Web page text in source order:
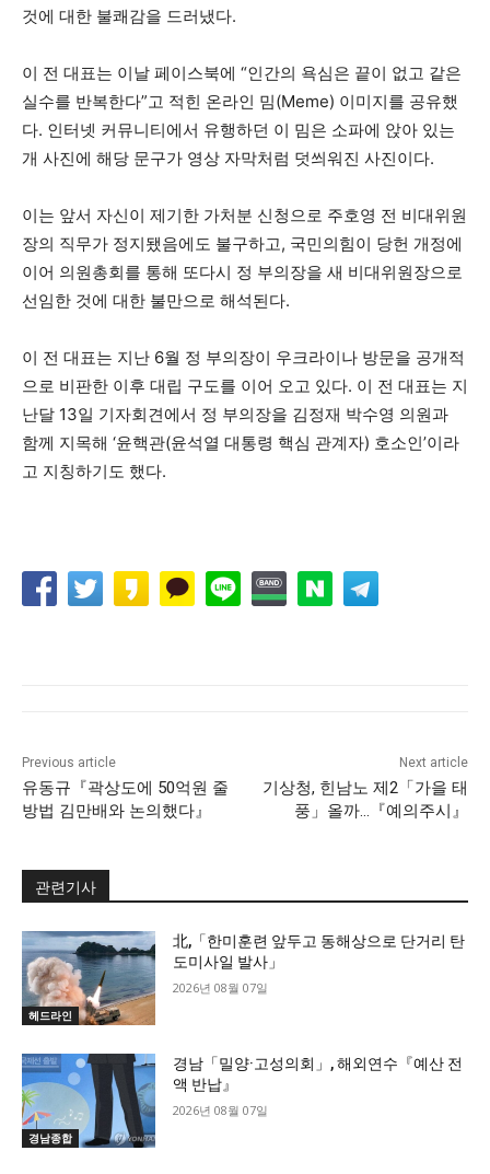
것에 대한 불쾌감을 드러냈다.
이 전 대표는 이날 페이스북에 “인간의 욕심은 끝이 없고 같은
실수를 반복한다”고 적힌 온라인 밈(Meme) 이미지를 공유했
다. 인터넷 커뮤니티에서 유행하던 이 밈은 소파에 앉아 있는
개 사진에 해당 문구가 영상 자막처럼 덧씌워진 사진이다.
이는 앞서 자신이 제기한 가처분 신청으로 주호영 전 비대위원
장의 직무가 정지됐음에도 불구하고, 국민의힘이 당헌 개정에
이어 의원총회를 통해 또다시 정 부의장을 새 비대위원장으로
선임한 것에 대한 불만으로 해석된다.
이 전 대표는 지난 6월 정 부의장이 우크라이나 방문을 공개적
으로 비판한 이후 대립 구도를 이어 오고 있다. 이 전 대표는 지
난달 13일 기자회견에서 정 부의장을 김정재 박수영 의원과
함께 지목해 ‘윤핵관(윤석열 대통령 핵심 관계자) 호소인’이라
고 지칭하기도 했다.
Previous article
유동규『곽상도에 50억원 줄
방법 김만배와 논의했다』
Next article
기상청, 힌남노 제2「가을 태
풍」올까…『예의주시』
관련기사
헤드라인
北,「한미훈련 앞두고 동해상으로 단거리 탄
도미사일 발사」
2026년 08월 07일
경남종합
경남「밀양·고성의회」, 해외연수『예산 전
액 반납』
2026년 08월 07일